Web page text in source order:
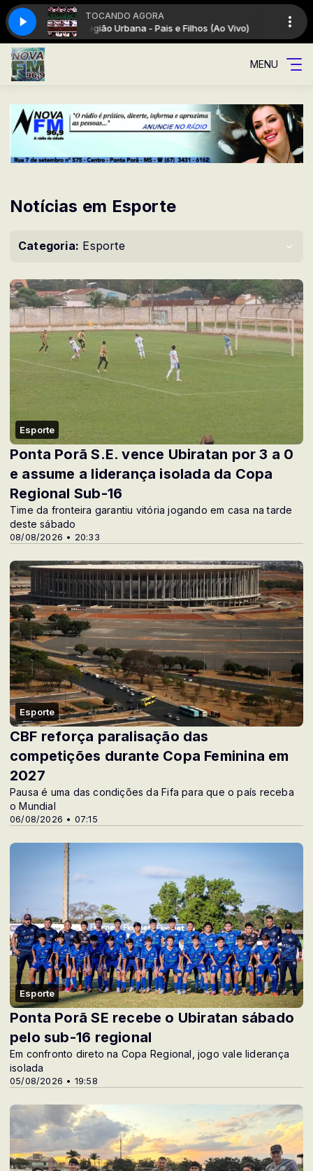
TOCANDO AGORA
Vivo) Legião Urbana - Pais e Filhos (Ao Vivo)
MENU
Notícias em Esporte
Categoria: Esporte
Esporte
08/08/2026 • 20:33
Ponta Porã S.E. vence Ubiratan por 3 a 0
e assume a liderança isolada da Copa
Regional Sub-16
Time da fronteira garantiu vitória jogando em casa na tarde
deste sábado
Esporte
06/08/2026 • 07:15
CBF reforça paralisação das
competições durante Copa Feminina em
2027
Pausa é uma das condições da Fifa para que o país receba
o Mundial
Esporte
05/08/2026 • 19:58
Ponta Porã SE recebe o Ubiratan sábado
pelo sub-16 regional
Em confronto direto na Copa Regional, jogo vale liderança
isolada